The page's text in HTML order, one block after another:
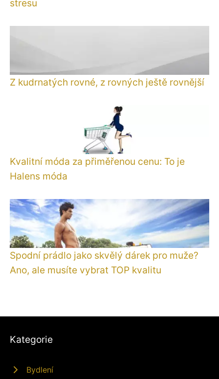
stresu
Z kudrnatých rovné, z rovných ještě rovnější
Kvalitní móda za přiměřenou cenu: To je
Halens móda
Spodní prádlo jako skvělý dárek pro muže?
Ano, ale musíte vybrat TOP kvalitu
Kategorie
Bydlení